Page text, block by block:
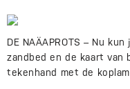
DE NAÄAPROTS – Nu
zandbed en de kaart van
tekenhand met de